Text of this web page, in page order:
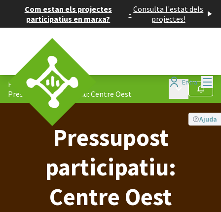
Com estan els projectes
participatius en marxa?
- Consulta l'estat dels
projectes!
Entra
Processos/
Pressupost participatiu: Centre Oest
Menú Seguir
Ajuda
Pressupost
participatiu:
Centre Oest